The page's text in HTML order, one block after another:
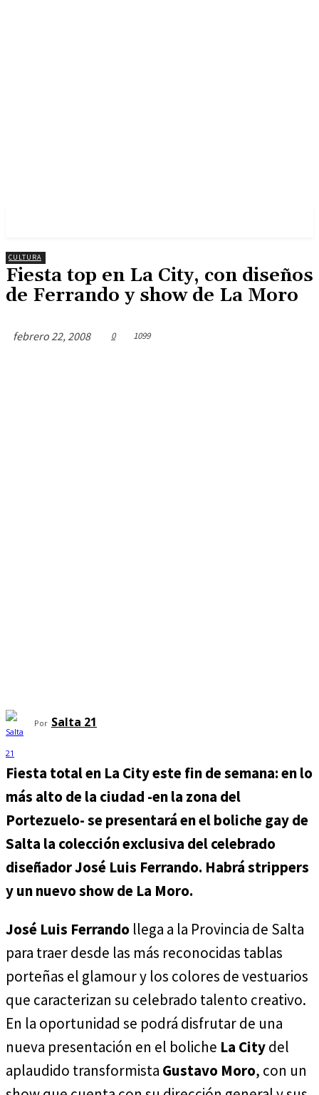
CULTURA
Fiesta top en La City, con diseños
de Ferrando y show de La Moro
febrero 22, 2008 0 1099
Por Salta 21
Fiesta total en La City este fin de semana: en lo
más alto de la ciudad -en la zona del
Portezuelo- se presentará en el boliche gay de
Salta la colección exclusiva del celebrado
diseñador José Luis Ferrando. Habrá strippers
y un nuevo show de La Moro.
José Luis Ferrando llega a la Provincia de Salta
para traer desde las más reconocidas tablas
porteñas el glamour y los colores de vestuarios
que caracterizan su celebrado talento creativo.
En la oportunidad se podrá disfrutar de una
nueva presentación en el boliche La Citydel
aplaudido transformista Gustavo Moro, con un